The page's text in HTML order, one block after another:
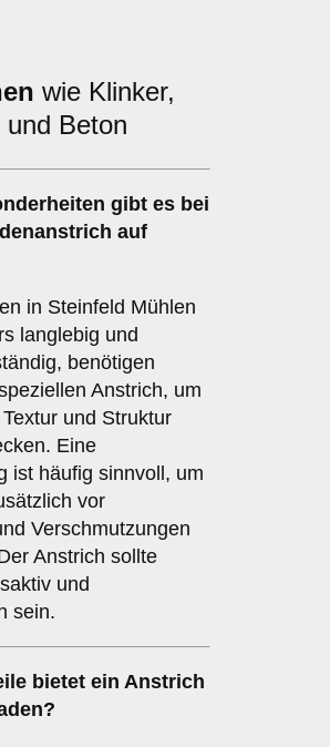
wie Klinker,
Beton
gibt es bei
auf
in Steinfeld Mühlen
langlebig und
benötigen
Anstrich, um
und Struktur
Eine
ist häufig sinnvoll, um
vor
Verschmutzungen
Anstrich sollte
und
sein.
bietet ein Anstrich